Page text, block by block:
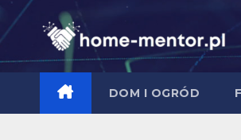
Skip
to
content
DOM I OGRÓD